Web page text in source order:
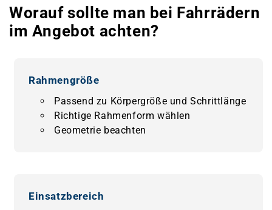
Worauf sollte man bei Fahrrädern
im Angebot achten?
Rahmengröße
Passend zu Körpergröße und Schrittlänge
Richtige Rahmenform wählen
Geometrie beachten
Einsatzbereich